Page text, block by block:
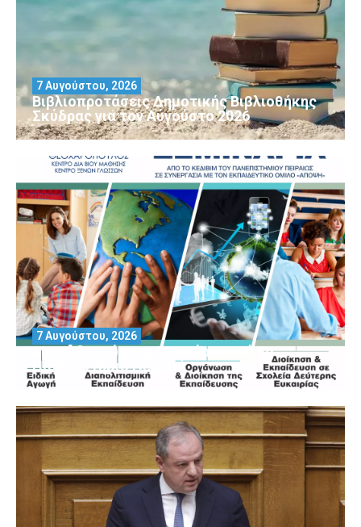
Βιβλιοπροτάσεις Δημοτικής Βιβλιοθήκης
Σκύδρας για τον Αύγούστο 2026
7 Αυγούστου, 2026
Μοριοδοτούμενα Σεμινάρια από το
Πανεπιστήμιο Πειραιά
7 Αυγούστου, 2026